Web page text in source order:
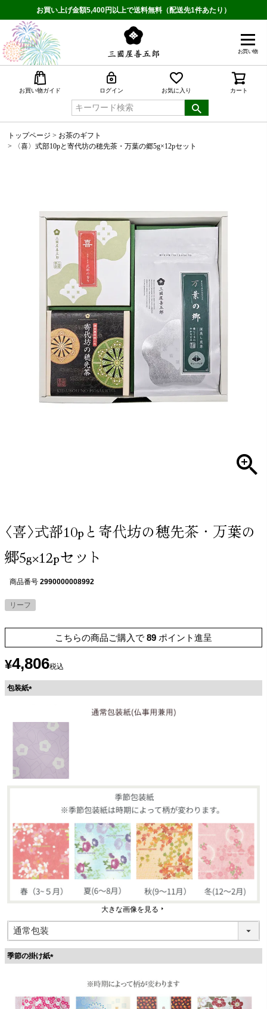
お買い上げ金額5,400円以上で送料無料（配送先1件あたり）
お買い物
お買い物ガイド ログイン お気に入り カート
トップページ
お茶のギフト
〈喜〉式部10pと寄代坊の穂先茶・万葉の郷5g×12pセット
〈喜〉式部10pと寄代坊の穂先茶・万葉の
郷5g×12pセット
商品番号 2990000008992
リーフ
こちらの商品ご購入で 89 ポイント進呈
¥4,806税込
包装紙
須
大きな画像を見る
季節の掛け紙
)